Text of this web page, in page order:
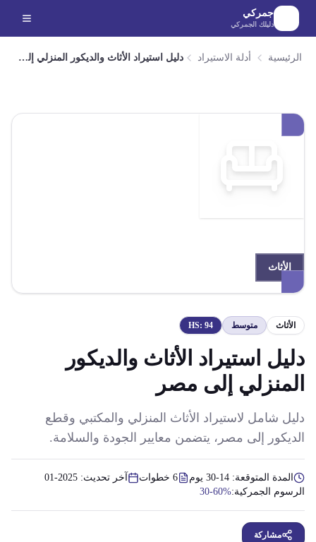
الانتقال إلى المحتوى الرئيسي
جمركي
دليلك الجمركي
الرئيسية أدلة الاستيراد دليل استيراد الأثاث والديكور المنزلي إلى مصر
الأثاث
الأثاث متوسط HS: 94
دليل استيراد الأثاث والديكور
المنزلي إلى مصر
دليل شامل لاستيراد الأثاث المنزلي والمكتبي وقطع
الديكور إلى مصر، يتضمن معايير الجودة والسلامة.
المدة المتوقعة: 14-30 يوم 6 خطوات آخر تحديث: 2025-01
الرسوم الجمركية:30-60%
مشاركة